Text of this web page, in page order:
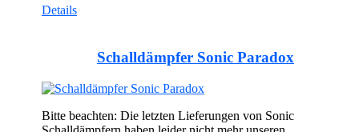
Details
Schalldämpfer Sonic Paradox
Bitte beachten: Die letzten Lieferungen von Sonic